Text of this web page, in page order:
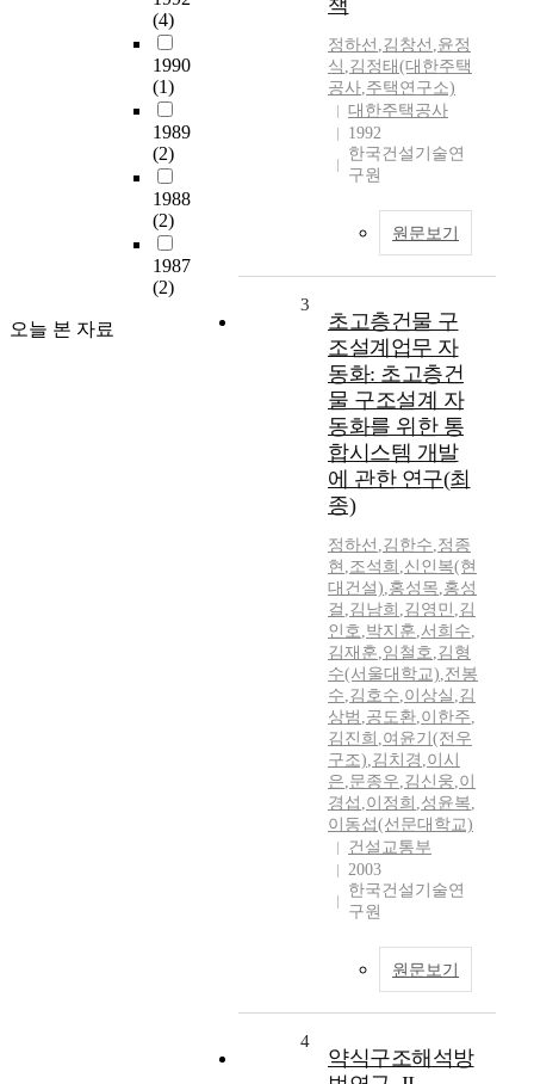
(4)
1990
(1)
1989
(2)
1988
(2)
1987
(2)
오늘 본 자료
책
정하선 ,김창선 ,윤정
식 ,김정태(대한주택
공사,주택연구소)
대한주택공사
1992
한국건설기술연
구원
원문보기
3
초고층건물 구
조설계업무 자
동화: 초고층건
물 구조설계 자
동화를 위한 통
합시스템 개발
에 관한 연구(최
종)
정하선 ,김한수,정종
현 ,조석희 ,신인복(현
대건설),홍성목,홍성
걸 ,김남희 ,김영민 ,김
인호,박지훈,서희수,
김재훈,임철호,김형
수(서울대학교),전봉
수,김호수,이상실 ,김
상범 ,공도환,이한주,
김진희 ,여윤기(전우
구조),김치경 ,이시
은,문종우,김신웅,이
경섭 ,이정희 ,성윤복,
이동섭(선문대학교)
건설교통부
2003
한국건설기술연
구원
원문보기
4
약식구조해석방